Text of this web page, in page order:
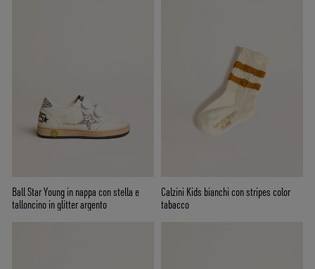
Ball Star Young in nappa con stella e
talloncino in glitter argento
Calzini Kids bianchi con stripes color
tabacco